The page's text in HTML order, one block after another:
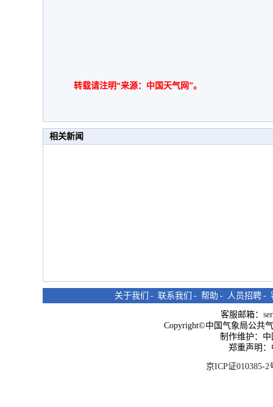
转载请注明“来源：中国天气网”。
相关新闻
关于我们 - 联系我们 - 帮助 - 人员招聘 -
客服邮箱：
Copyright©中国气象局公共
制作维护：
郑重声明
京ICP证010385-2